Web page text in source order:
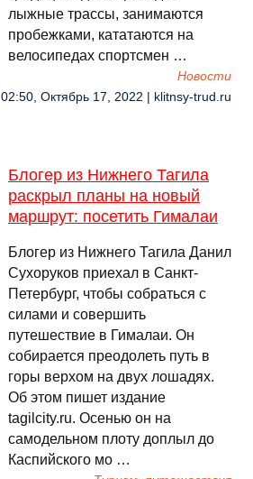
лыжные трассы, занимаются
пробежками, кататаются на
велосипедах спортсмен …
Новости
02:50, Октябрь 17, 2022 | klitnsy-trud.ru
Блогер из Нижнего Тагила
раскрыл планы на новый
маршрут: посетить Гималаи
Блогер из Нижнего Тагила Данил
Сухоруков приехал в Санкт-
Петербург, чтобы собраться с
силами и совершить
путешествие в Гималаи. Он
собирается преодолеть путь в
горы верхом на двух лошадях.
Об этом пишет издание
tagilcity.ru. Осенью он на
самодельном плоту доплыл до
Каспийского мо …